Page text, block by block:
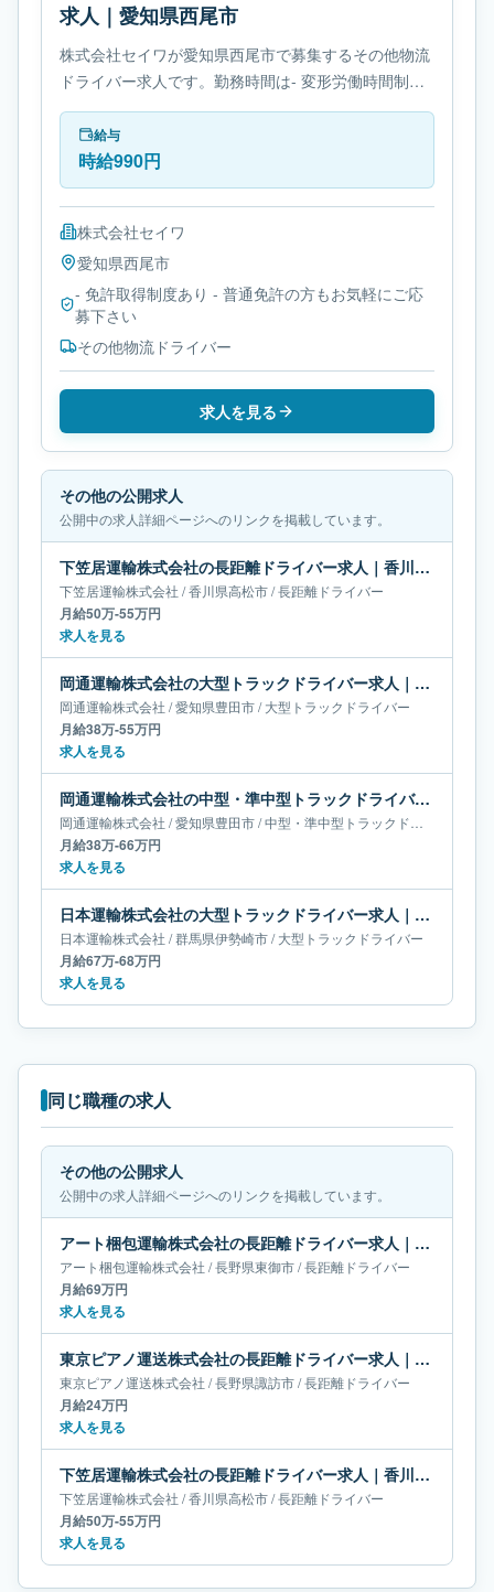
求人｜愛知県西尾市
株式会社セイワが愛知県西尾市で募集するその他物流
ドライバー求人です。勤務時間は- 変形労働時間制で
す。必要免許は- 免許取得制度ありです。
給与
時給990円
株式会社セイワ
愛知県西尾市
- 免許取得制度あり - 普通免許の方もお気軽にご応
募下さい
その他物流ドライバー
求人を見る
その他の公開求人
公開中の求人詳細ページへのリンクを掲載しています。
下笠居運輸株式会社の長距離ドライバー求人｜香川県高松市｜月給50万-55万円
下笠居運輸株式会社 /香川県高松市/長距離ドライバー
月給50万-55万円
求人を見る
岡通運輸株式会社の大型トラックドライバー求人｜愛知県豊田市｜月給38万-55万円
岡通運輸株式会社 /愛知県豊田市/大型トラックドライバー
月給38万-55万円
求人を見る
岡通運輸株式会社の中型・準中型トラックドライバー求人｜愛知県豊田市｜月給38万-66万円
岡通運輸株式会社 /愛知県豊田市/中型・準中型トラックドライバー
月給38万-66万円
求人を見る
日本運輸株式会社の大型トラックドライバー求人｜群馬県伊勢崎市｜月給67万-68万円
日本運輸株式会社 /群馬県伊勢崎市/大型トラックドライバー
月給67万-68万円
求人を見る
同じ職種の求人
その他の公開求人
公開中の求人詳細ページへのリンクを掲載しています。
アート梱包運輸株式会社の長距離ドライバー求人｜長野県東御市｜月給69万円
アート梱包運輸株式会社 /長野県東御市/長距離ドライバー
月給69万円
求人を見る
東京ピアノ運送株式会社の長距離ドライバー求人｜長野県諏訪市｜月給24万円
東京ピアノ運送株式会社 /長野県諏訪市/長距離ドライバー
月給24万円
求人を見る
下笠居運輸株式会社の長距離ドライバー求人｜香川県高松市｜月給50万-55万円
下笠居運輸株式会社 /香川県高松市/長距離ドライバー
月給50万-55万円
求人を見る